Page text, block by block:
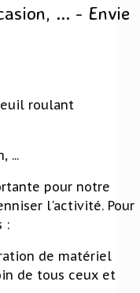
... - Envie
roulant
...
pour notre
l'activité. Pour
:
de matériel
de tous ceux et